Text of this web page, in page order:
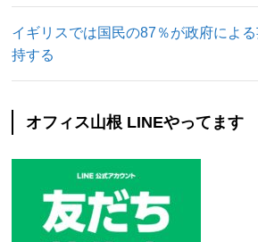
イギリスでは国民の87％が政府によ
持する
オフィス山根 LINEやってます